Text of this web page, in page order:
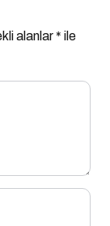
alanlar* ile